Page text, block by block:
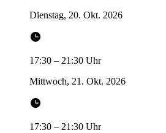
Dienstag, 20. Okt. 2026
17:30 – 21:30 Uhr
Mittwoch, 21. Okt. 2026
17:30 – 21:30 Uhr